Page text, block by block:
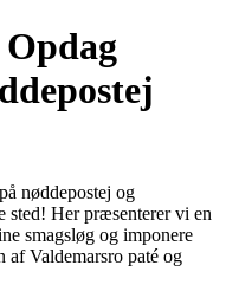
nøddepostej og
sted! Her præsenterer vi en
smagsløg og imponere
af Valdemarsro paté og